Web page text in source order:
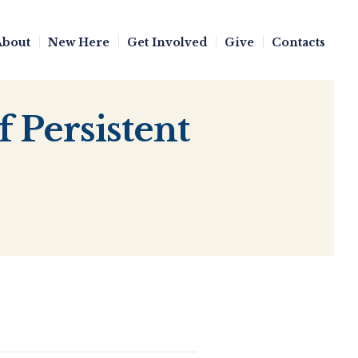
New Here Get Involved Give Contacts
Persistent